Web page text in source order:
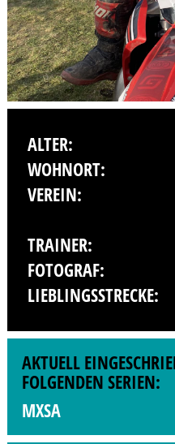
ALTER:
WOHNORT:
VEREIN:
TRAINER:
FOTOGRAF:
LIEBLINGSSTRECKE:
AKTUELL
FOLGENDEN SERIEN:
MXSA